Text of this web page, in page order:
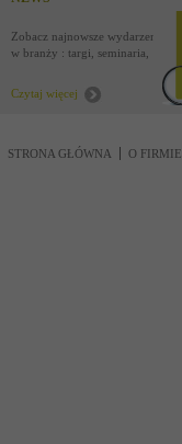
Zobacz najnowsze wydarzenia
w branży : targi, seminaria,
Czytaj więcej
STRONA GŁÓWNA O FIRMIE